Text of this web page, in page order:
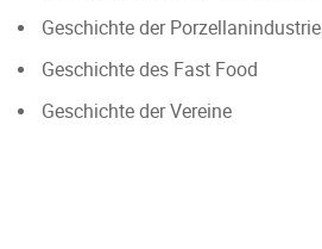
Geschichte der Porzellanindustrie
Geschichte des Fast Food
Geschichte der Vereine